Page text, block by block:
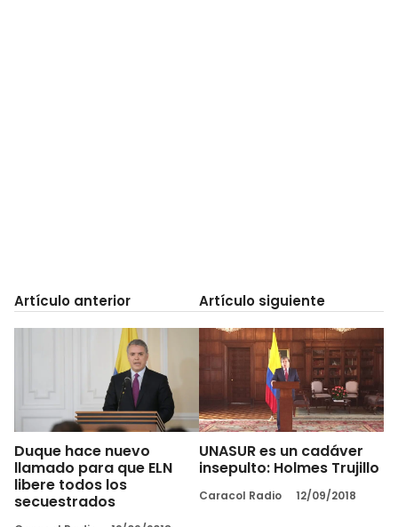
Artículo anterior
Duque hace nuevo
llamado para que ELN
libere todos los
secuestrados
Artículo siguiente
UNASUR es un cadáver
insepulto: Holmes Trujillo
Caracol Radio 12/09/2018